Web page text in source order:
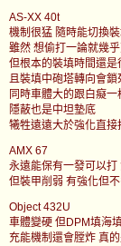
AS-XX 40t
機制很猛 隨時能切換
雖然 想偷打一論就幾
但根本的裝填時間還是
且裝填中砲塔轉向會鎖
同時車體大的跟白癡一
隱蔽也是中坦墊底
犧牲遠遠大於強化直
AMX 67
永遠能保有一發可以
但裝甲削弱 有強化但
Object 432U
車體變硬 但DPM填海
充能機制還會膛炸 真